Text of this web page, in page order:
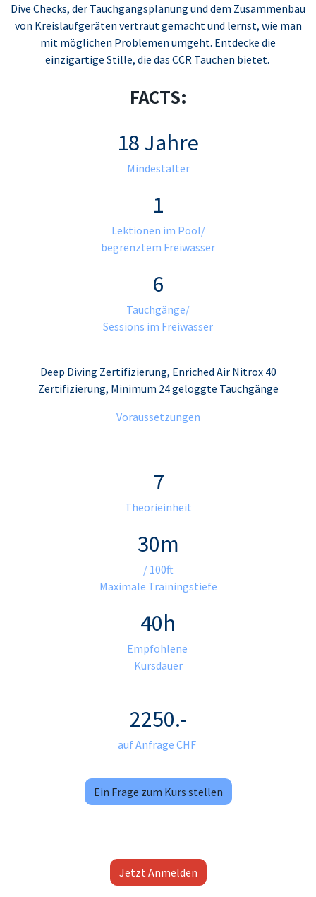
Dive Checks, der Tauchgangsplanung und dem Zusammenbau
von Kreislaufgeräten vertraut gemacht und lernst, wie man
mit möglichen Problemen umgeht. Entdecke die
einzigartige Stille, die das CCR Tauchen bietet.
FACTS:
18 Jahre
Mindestalter
1
Lektionen im Pool/
begrenztem Freiwasser
6
Tauchgänge/
Sessions im Freiwasser
Deep Diving Zertifizierung, Enriched Air Nitrox 40
Zertifizierung, Minimum 24 geloggte Tauchgänge
Voraussetzungen
7
Theorieinheit
30m
/ 100ft
Maximale Trainingstiefe
40h​
Empfohlene
Kursdauer
2250.-
auf Anfrage CHF
Ein Frage zum Kurs stellen
Jetzt Anmelden